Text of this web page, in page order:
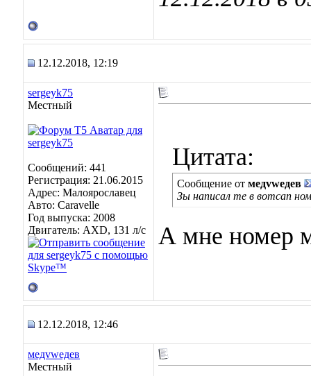
12.12.2018, 12:19
sergeyk75
Местный
Сообщений: 441
Регистрация: 21.06.2015
Адрес: Малоярославец
Авто: Caravelle
Год выпуска: 2008
Двигатель: AXD, 131 л/с
Цитата:
Сообщение от медvwедев
Зы написал те в вотсап
А мне номер
12.12.2018, 12:46
медvwедев
Местный